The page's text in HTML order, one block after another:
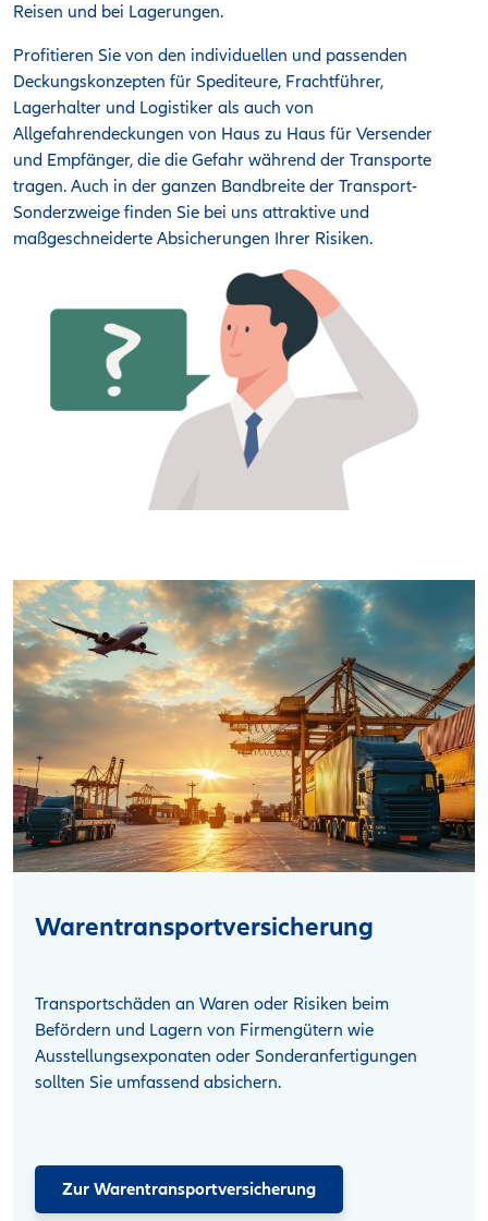
Reisen und bei Lagerungen.
Profitieren Sie von den individuellen und passenden
Deckungskonzepten für Spediteure, Frachtführer,
Lagerhalter und Logistiker als auch von
Allgefahrendeckungen von Haus zu Haus für Versender
und Empfänger, die die Gefahr während der Transporte
tragen. Auch in der ganzen Bandbreite der Transport-
Sonderzweige finden Sie bei uns attraktive und
maßgeschneiderte Absicherungen Ihrer Risiken.
Warentransportversicherung
Transportschäden an Waren oder Risiken beim
Befördern und Lagern von Firmengütern wie
Ausstellungsexponaten oder Sonderanfertigungen
sollten Sie umfassend absichern.
Zur Warentransportversicherung